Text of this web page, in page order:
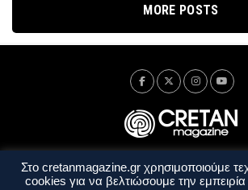
MORE POSTS
Ταυτότητα Πολιτική Απορρήτου
Όροι και Προϋποθέσεις
Στο cretanmagazine.gr χρησιμοποιούμε
cookies για να βελτιώσουμε την